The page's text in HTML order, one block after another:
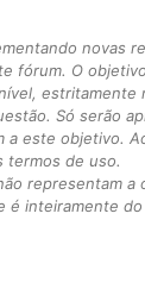
novas
fórum. O
estritamente
Só serão
a este objetivo.
termos de uso.
representam a
é inteiramente